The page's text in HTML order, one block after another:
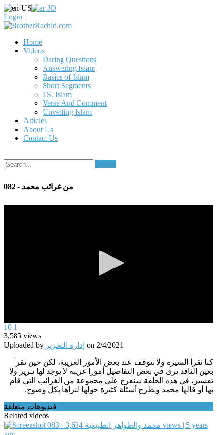
Login |
Home
Videos
Daring Questions
Answering Islam
Basics of Islam
Short Segments
I.S. Islam
Verse And Comment
Unveiling Islam
Articles
About Us
Contact Us
082 - من غرائب محمد
0
seconds
of
0
seconds
10 1
3,585 views
Uploaded by إدارة التحرير on 2/4/2021
كنا نقرأ السيرة ولا نتوقف عند بعض الأمور الغريبة، لكن حين تقرأ
بعين الناقد ترى في بعض التفاصيل أمورا غريبة لا يوجد لها تبرير ولا
تفسير، في هذه الحلقة سنعرج على مجموعة من الغرائب التي قام
بها أو قالها محمد ونطرح أسئلة كثيرة حولها لنراها بكل وضوح.
فيديوهات متعلقة
Related videos
083 - محمد والظواهر الطبيعية 3,634 views | 5 years